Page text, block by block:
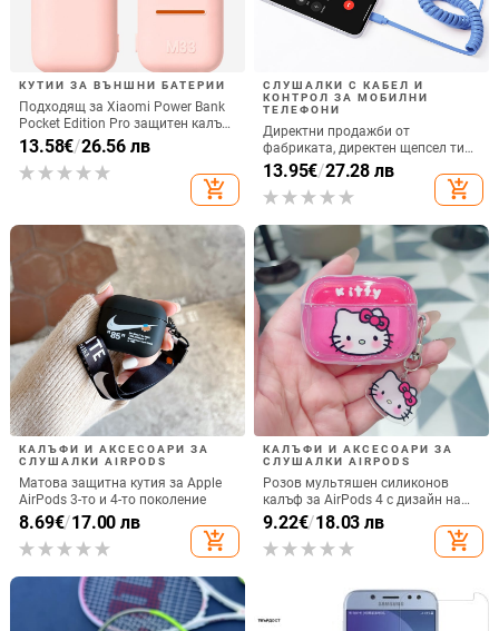
КУТИИ ЗА ВЪНШНИ БАТЕРИИ
Подходящ за Xiaomi Power Bank
Pocket Edition Pro защитен калъф
33W силиконов 10000mA
неплъзгащ се защитен калъф за
Power Bank
13.58€/26.56 лв
add_shopping_cart
СЛУШАЛКИ С КАБЕЛ И
КОНТРОЛ ЗА МОБИЛНИ
ТЕЛЕФОНИ
Директни продажби от
фабриката, директен щепсел тип
C, мобилен телефон, Douyin
Internet Celebrity, електрически
микрофон, слушалки с C порт,
13.95€/27.28 лв
add_shopping_cart
КАЛЪФИ И АКСЕСОАРИ ЗА
СЛУШАЛКИ AIRPODS
Матова защитна кутия за Apple
AirPods 3-то и 4-то поколение
8.69€/17.00 лв
add_shopping_cart
КАЛЪФИ И АКСЕСОАРИ ЗА
СЛУШАЛКИ AIRPODS
Розов мультяшен силиконов
калъф за AirPods 4 с дизайн на
котка
9.22€/18.03 лв
add_shopping_cart